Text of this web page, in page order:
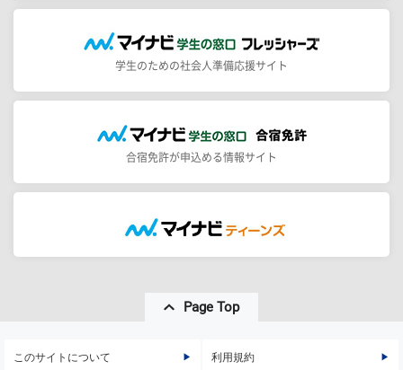
学生のための社会人準備応援サイト
合宿免許が申込める情報サイト
Page Top
このサイトについて 利用規約